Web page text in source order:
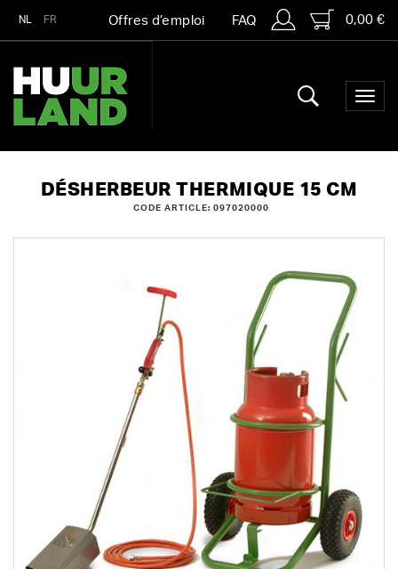
NL FR Offres d’emploi FAQ 0,00 €
DÉSHERBEUR THERMIQUE 15 CM
CODE ARTICLE: 097020000